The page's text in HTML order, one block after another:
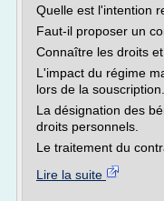
Quelle est l'intention
Faut-il proposer un
Connaître les droits
L'impact du régime
lors de la souscription.
La désignation des
droits personnels.
Le traitement du
Lire la suite